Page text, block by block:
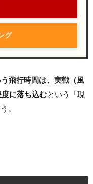
グ
飛行時間は、実戦（風
に落ち込むという「現
。